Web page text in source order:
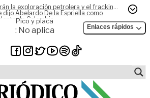
la exploración petrolera y el fracking,
dijo Abelardo De la Espriella como
de Colombia
Pico y placa
: No aplica Enlaces rápidos